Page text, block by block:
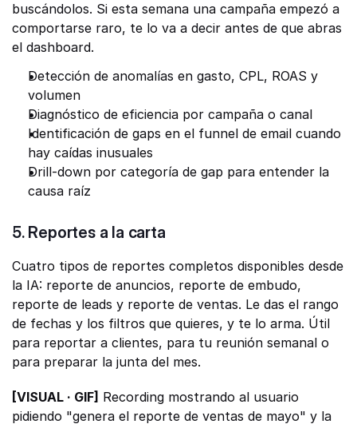
buscándolos. Si esta semana una campaña empezó a
comportarse raro, te lo va a decir antes de que abras
el dashboard.
Detección de anomalías en gasto, CPL, ROAS y
volumen
Diagnóstico de eficiencia por campaña o canal
Identificación de gaps en el funnel de email cuando
hay caídas inusuales
Drill-down por categoría de gap para entender la
causa raíz
5. Reportes a la carta
Cuatro tipos de reportes completos disponibles desde
la IA: reporte de anuncios, reporte de embudo,
reporte de leads y reporte de ventas. Le das el rango
de fechas y los filtros que quieres, y te lo arma. Útil
para reportar a clientes, para tu reunión semanal o
para preparar la junta del mes.
[VISUAL · GIF] Recording mostrando al usuario
pidiendo "genera el reporte de ventas de mayo" y la